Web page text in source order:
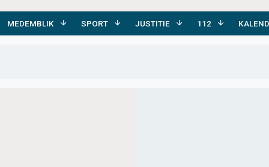
MEDEMBLIK SPORT JUSTITIE 112